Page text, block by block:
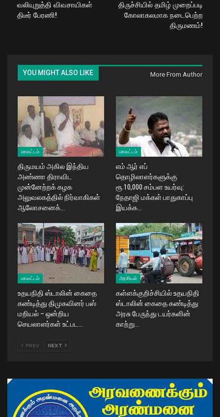
வலியுறுத்தி விவசாயிகள்
திடீர் பேரணி!
திருச்சியில் தமிழ் முறைப்படி
கோலாகலமாக நடைபெற்ற
திருமணம்!
YOU MIGHT ALSO LIKE More From Author
மாவட்டம்
திருமயம் அகில இந்திய
அண்ணா திராவிட
முன்னேற்றக் கழக
அலுவலகத்தில் நிர்வாகிகள்
ஆலோசனைக்…
மாவட்டம்
எம் ஆர் எப்
தொழிலாளர்களுக்கு
ரூ.10,000 சம்பள உயர்வு:
நேதாஜி மக்கள் பாதுகாப்பு
இயக்க…
மாவட்டம்
உதயநிதி ஸ்டாலின் கைதை
கண்டித்து திமுகவினர் பஸ்
மறியல் – ஒன்றிய
செயலாளர்கள் உட்பட…
அரசியல்
கள்ளக்குறிச்சியில் உதயநிதி
ஸ்டாலின் கைதை கண்டித்து
அரசு பேருந்து டயர்களின்
காற்று…
PREV NEXT